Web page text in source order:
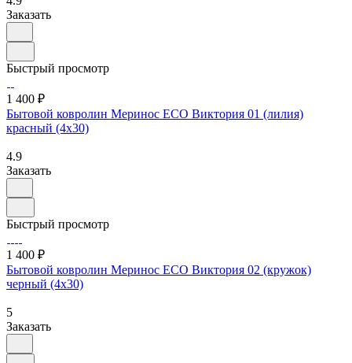
Заказать
Быстрый просмотр
1 400 ₽
Бытовой ковролин Меринос ECO Виктория 01 (лилия)
красный (4х30)
4.9
Заказать
Быстрый просмотр
1 400 ₽
Бытовой ковролин Меринос ECO Виктория 02 (кружок)
черный (4х30)
5
Заказать